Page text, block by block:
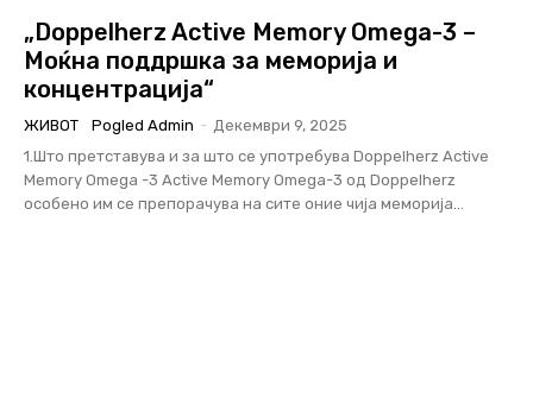
„Doppelherz Active Memory Omega-3 –
Моќна поддршка за меморија и
концентрација“
ЖИВОТ Pogled Admin - Декември 9, 2025
1.Што претставува и за што се употребува Doppelherz Active
Memory Omega -3 Аctive Memory Omega-3 од Doppelherz
особено им се препорачува на сите оние чија меморија...